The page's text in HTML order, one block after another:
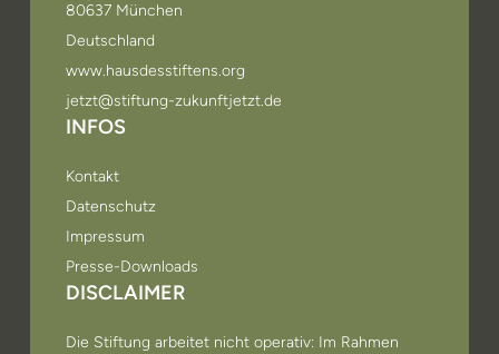
80637 München
Deutschland
www.hausdesstiftens.org
jetzt@stiftung-zukunftjetzt.de
INFOS
Kontakt
Datenschutz
Impressum
Presse-Downloads
DISCLAIMER
Die Stiftung arbeitet nicht operativ: Im Rahmen